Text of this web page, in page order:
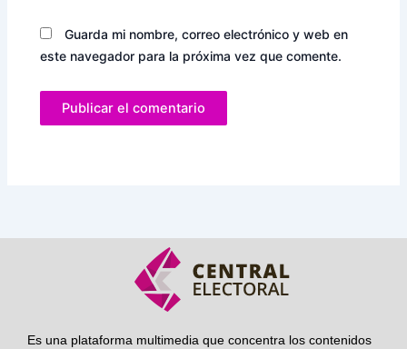
Guarda mi nombre, correo electrónico y web en
este navegador para la próxima vez que comente.
Es una plataforma multimedia que concentra los contenidos